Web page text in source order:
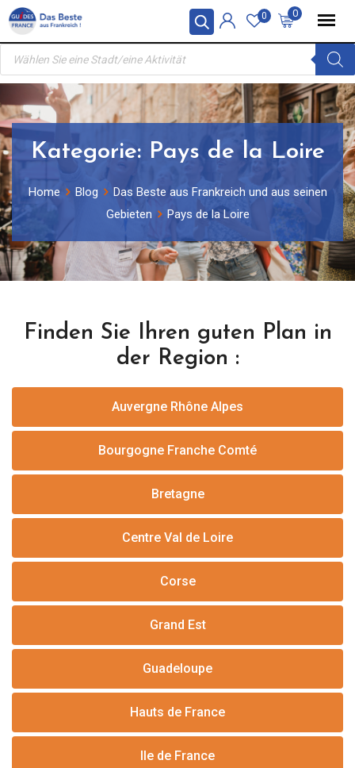
Skip
content
0
0
Products
search
Kategorie: Pays de la Loire
Home Blog
Das Beste aus Frankreich und aus seinen
Gebieten
Pays de la Loire
Finden Sie Ihren guten Plan in
der Region :
Auvergne Rhône Alpes
Bourgogne Franche Comté
Bretagne
Centre Val de Loire
Corse
Grand Est
Guadeloupe
Hauts de France
Ile de France